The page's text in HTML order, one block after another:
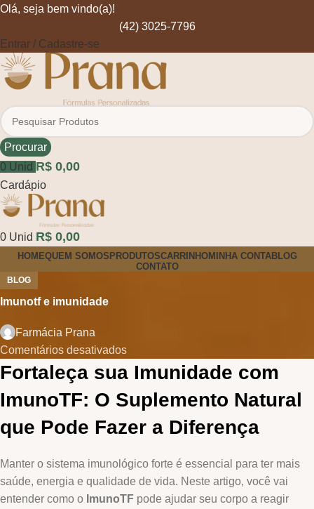
Olá, seja bem vindo(a)!
(42) 3025-7796
Entrar / Cadastre-se
Procurar
0 Unid R$ 0,00
Cardápio
0 Unid R$ 0,00
HOMEQUEM SOMOSPRODUTOSCARRINHOMINHA CONTABLOG
CONTATO
BLOG
Imunotf e imunidade
Farmácia Prana
Comentários desativados
Fortaleça sua Imunidade com
ImunoTF: O Suplemento Natural
que Pode Fazer a Diferença
Manter o sistema imunológico forte é essencial para ter mais
saúde, energia e qualidade de vida. Neste artigo, você vai
entender como o ImunoTF pode ajudar seu corpo a reagir